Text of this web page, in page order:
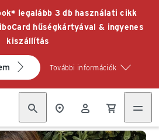
legalább 3 db használati cikk
hűségkártyával & ingyenes
kiszállítás
További információk